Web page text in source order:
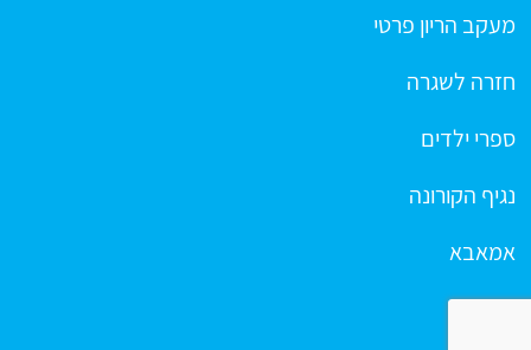
מעקב הריון פרטי
חזרה לשגרה
ספרי ילדים
נגיף הקורונה
אמאבא